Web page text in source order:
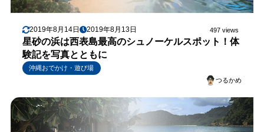
2019年8月14日 2019年8月13日 497 views
星砂の浜は西表島最高のシュノーケルスポット！体
験記を写真とともに
沖縄おでかけ・遊び場
つるかめ